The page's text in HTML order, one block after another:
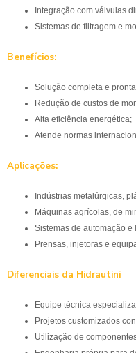
Integração com válvulas
Sistemas de filtragem e
Benefícios:
Solução completa e
Redução de custos de
Alta eficiência energética;
Atende normas
Aplicações:
Indústrias metalúrgicas,
Máquinas agrícolas, de
Sistemas de automação
Prensas, injetoras e
Diferenciais da Hidrautini
Equipe técnica
Projetos customizados
Utilização de